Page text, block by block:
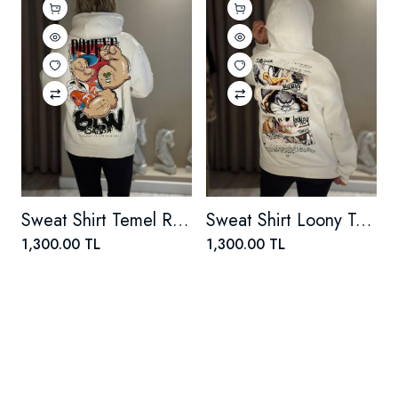
Sweat Shirt Temel Reis Detaylı
1,300.00 TL
Sweat Shirt Loony Toons Karakterli
1,300.00 TL